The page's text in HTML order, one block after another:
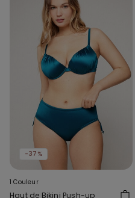
-37%
1 Couleur
Haut de Bikini Push-up